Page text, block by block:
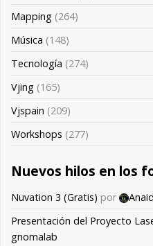
Mapping (264)
Música (148)
Tecnología (274)
Vjing (165)
Vjspain (209)
Workshops (277)
Nuevos hilos en los
Nuvation 3 (Gratis) por
Presentación del Proyecto
gnomalab